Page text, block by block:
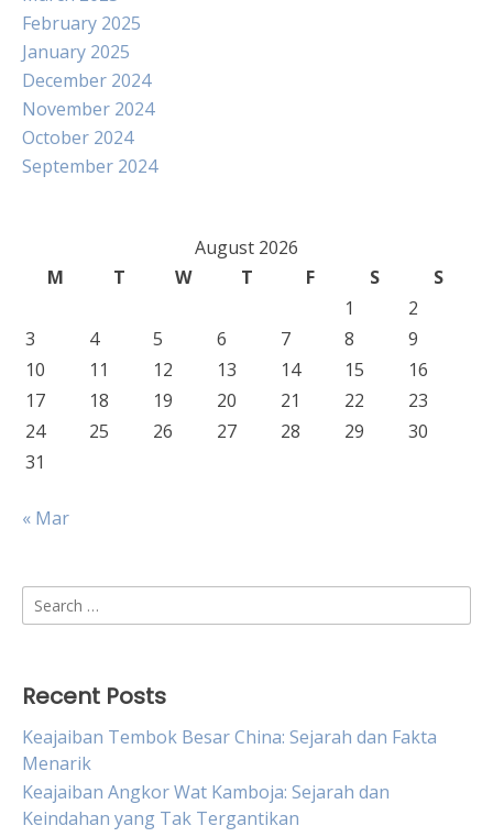
February 2025
January 2025
December 2024
November 2024
October 2024
September 2024
August 2026
M
T W T F S
S
1
2
3
4 5 6 7 8
9
10
11 12 13 14 15
16
17
18 19 20 21 22
23
24
25 26 27 28 29
30
31
« Mar
Search
for:
Recent Posts
Keajaiban Tembok Besar China: Sejarah dan Fakta
Menarik
Keajaiban Angkor Wat Kamboja: Sejarah dan
Keindahan yang Tak Tergantikan